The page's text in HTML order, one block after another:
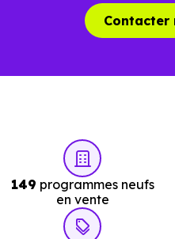
Contacter
149 programmes neufs
en vente